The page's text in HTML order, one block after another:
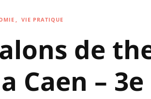
VIE PRATIQUE
de
Caen –